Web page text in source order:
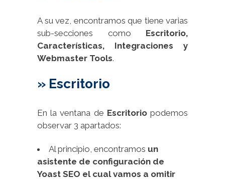
A su vez, encontramos que tiene varias
sub-secciones como Escritorio,
Características, Integraciones y
Webmaster Tools.
» Escritorio
En la ventana de Escritoriopodemos
observar 3 apartados:
Al principio, encontramos un
asistente de configuración de
Yoast SEO el cual vamos a omitir